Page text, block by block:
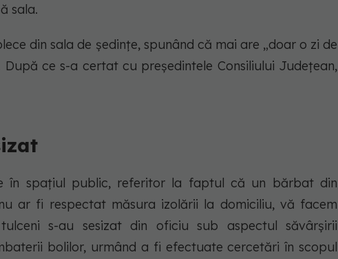
sala.
din sala de ședințe, spunând că mai are „doar o zi de
După ce s-a certat cu președintele Consiliului Județean,
în spațiul public, referitor la faptul că un bărbat din
ar fi respectat măsura izolării la domiciliu, vă facem
s-au sesizat din oficiu sub aspectul săvârșirii
bolilor, urmând a fi efectuate cercetări în scopul